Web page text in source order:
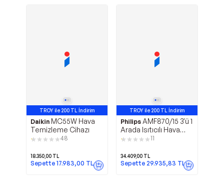
TROY ile 200 TL İndirim
Daikin MC55W Hava
Temizleme Cihazı
48
18.350,00 TL
Sepette 17.983,00 TL
TROY ile 200 TL İndirim
Philips AMF870/15 3'ü 1
Arada Isıtıcılı Hava
Temizleme Cihazı
11
34.409,00 TL
Sepette 29.935,83 TL